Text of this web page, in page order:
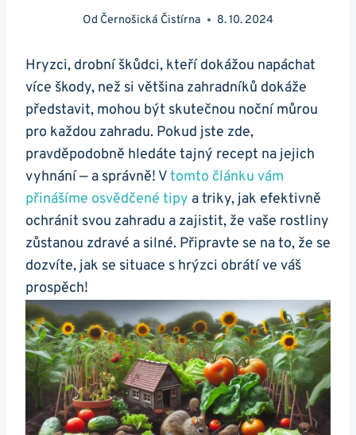
Od Černošická Čistírna 8. 10. 2024
Hryzci, drobní škůdci, kteří dokážou napáchat
více škody, než si většina zahradníků dokáže
představit, mohou být skutečnou noční můrou
pro každou zahradu. Pokud jste zde,
pravděpodobně hledáte tajný recept na jejich
vyhnání — a správně! Vtomto článku vám
přinášíme osvědčené tipy a triky, jak efektivně
ochránit svou zahradu a zajistit, že vaše rostliny
zůstanou zdravé a silné. Připravte se na to, že se
dozvíte, jak se situace s hrýzci obrátí ve váš
prospěch!